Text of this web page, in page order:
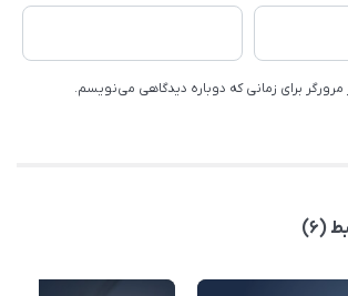
مرورگر برای زمانی که دوباره دیدگاهی می‌نویسم.
(6)